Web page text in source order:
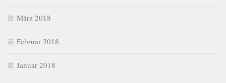
März 2018
Februar 2018
Januar 2018